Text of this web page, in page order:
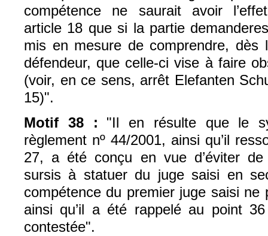
compétence ne saurait avoir
article 18 que si la partie
mis en mesure de comprendre, dès
défendeur, que celle-ci vise à faire
(voir, en ce sens, arrêt Elefanten
15)".
Motif 38 : "Il en résulte que le
règlement nº 44/2001, ainsi qu’il
27, a été conçu en vue d’éviter
sursis à statuer du juge saisi en
compétence du premier juge saisi ne
ainsi qu’il a été rappelé au point
contestée".